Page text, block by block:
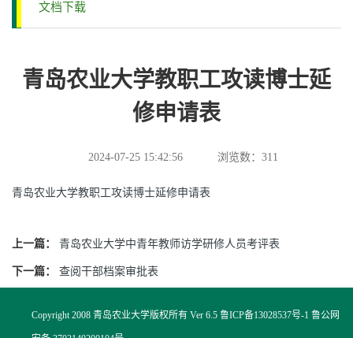
文档下载
青岛农业大学教职工攻读博士延
修申请表
2024-07-25 15:42:56 浏览数： 311
青岛农业大学教职工攻读博士延修申请表
上一篇： 青岛农业大学中青年教师访学研修人员考评表
下一篇： 查阅干部档案审批表
Copyright 2008 青岛农业大学版权所有 Ver 6.5 鲁ICP备13028537号-1 鲁公网